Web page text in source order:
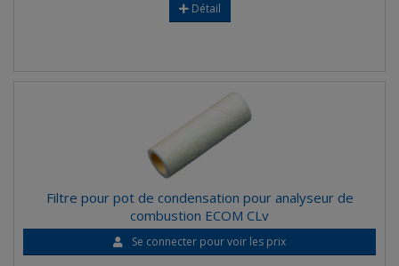
Détail
Filtre pour pot de condensation pour analyseur de
combustion ECOM CLv
Se connecter pour voir les prix